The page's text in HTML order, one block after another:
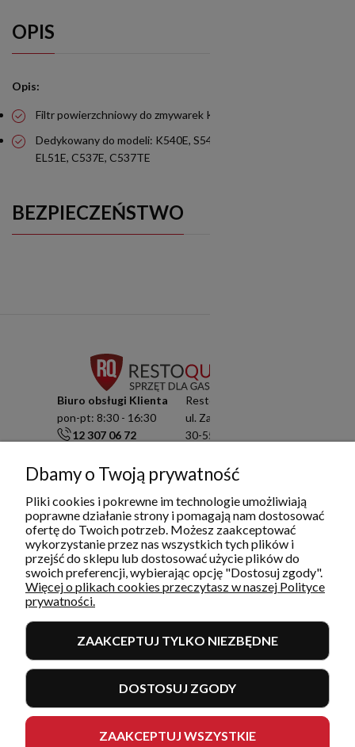
OPIS
Opis:
Filtr powierzchniowy do zmywarek Krupps
Dedykowany do modeli: K540E, S540E, EL50E, K560E, S560E,
EL51E, C537E, C537TE
BEZPIECZEŃSTWO
Biuro obsługi Klienta
pon-pt: 8:30 - 16:30
12 307 06 72
info@restoquality.pl
Serwis
pon-pt: 8:30 - 16:30
577 609 633
serwis@restoquality.pl
Resto Quality Sp. z o.o.
ul. Zamknięta 10/1.5
30-554 Kraków
KRS: 0000511822
INFORMACJE
MOJE KONTO I ZAMÓWIENIA
Dbamy o Twoją prywatność
Pliki cookies i pokrewne im technologie umożliwiają
poprawne działanie strony i pomagają nam dostosować
ofertę do Twoich potrzeb. Możesz zaakceptować
wykorzystanie przez nas wszystkich tych plików i
przejść do sklepu lub dostosować użycie plików do
swoich preferencji, wybierając opcję "Dostosuj zgody".
Więcej o plikach cookies przeczytasz w naszej Polityce
prywatności.
ZAAKCEPTUJ TYLKO NIEZBĘDNE
DOSTOSUJ ZGODY
ZAAKCEPTUJ WSZYSTKIE